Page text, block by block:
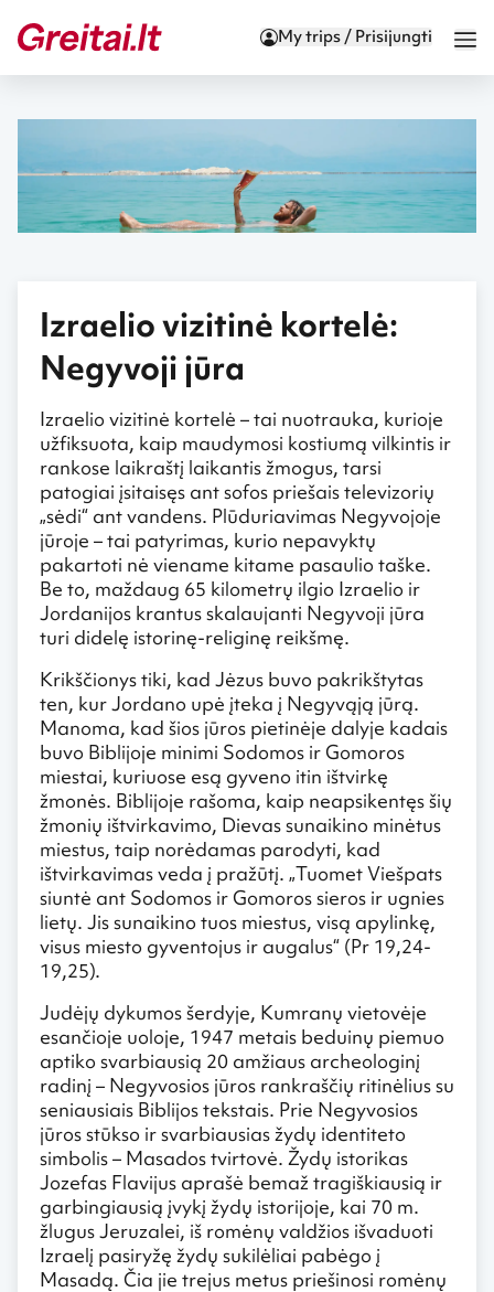
My trips / Prisijungti
Izraelio vizitinė kortelė:
Negyvoji jūra
Izraelio vizitinė kortelė – tai nuotrauka, kurioje
užfiksuota, kaip maudymosi kostiumą vilkintis ir
rankose laikraštį laikantis žmogus, tarsi
patogiai įsitaisęs ant sofos priešais televizorių
„sėdi“ ant vandens. Plūduriavimas Negyvojoje
jūroje – tai patyrimas, kurio nepavyktų
pakartoti nė viename kitame pasaulio taške.
Be to, maždaug 65 kilometrų ilgio Izraelio ir
Jordanijos krantus skalaujanti Negyvoji jūra
turi didelę istorinę-religinę reikšmę.
Krikščionys tiki, kad Jėzus buvo pakrikštytas
ten, kur Jordano upė įteka į Negyvąją jūrą.
Manoma, kad šios jūros pietinėje dalyje kadais
buvo Biblijoje minimi Sodomos ir Gomoros
miestai, kuriuose esą gyveno itin ištvirkę
žmonės. Biblijoje rašoma, kaip neapsikentęs šių
žmonių ištvirkavimo, Dievas sunaikino minėtus
miestus, taip norėdamas parodyti, kad
ištvirkavimas veda į pražūtį. „Tuomet Viešpats
siuntė ant Sodomos ir Gomoros sieros ir ugnies
lietų. Jis sunaikino tuos miestus, visą apylinkę,
visus miesto gyventojus ir augalus“ (Pr 19,24-
19,25).
Judėjų dykumos šerdyje, Kumranų vietovėje
esančioje uoloje, 1947 metais beduinų piemuo
aptiko svarbiausią 20 amžiaus archeologinį
radinį – Negyvosios jūros rankraščių ritinėlius su
seniausiais Biblijos tekstais. Prie Negyvosios
jūros stūkso ir svarbiausias žydų identiteto
simbolis – Masados tvirtovė. Žydų istorikas
Jozefas Flavijus aprašė bemaž tragiškiausią ir
garbingiausią įvykį žydų istorijoje, kai 70 m.
žlugus Jeruzalei, iš romėnų valdžios išvaduoti
Izraelį pasiryžę žydų sukilėliai pabėgo į
Masadą. Čia jie trejus metus priešinosi romėnų